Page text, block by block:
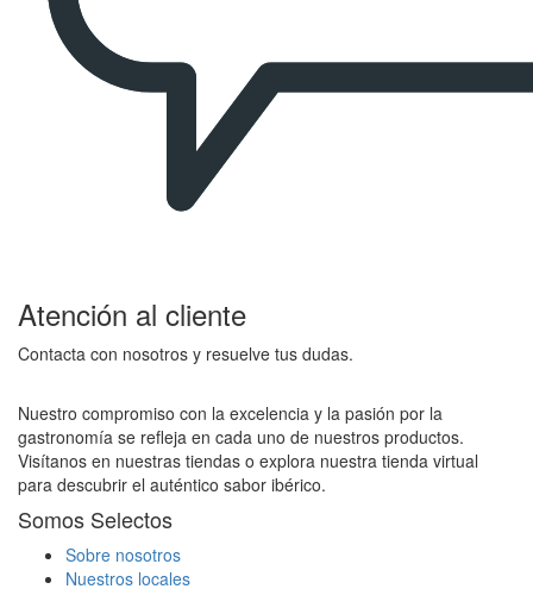
Atención al cliente
Contacta con nosotros y resuelve tus dudas.
Nuestro compromiso con la excelencia y la pasión por la
gastronomía se refleja en cada uno de nuestros productos.
Visítanos en nuestras tiendas o explora nuestra tienda virtual
para descubrir el auténtico sabor ibérico.
Somos Selectos
Sobre nosotros
Nuestros locales